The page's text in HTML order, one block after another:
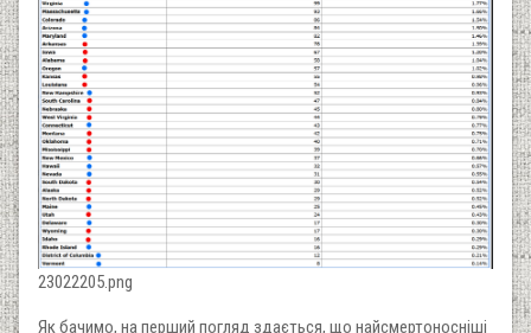
23022205.png
Як бачимо, на перший погляд здається, що найсмертоносніші